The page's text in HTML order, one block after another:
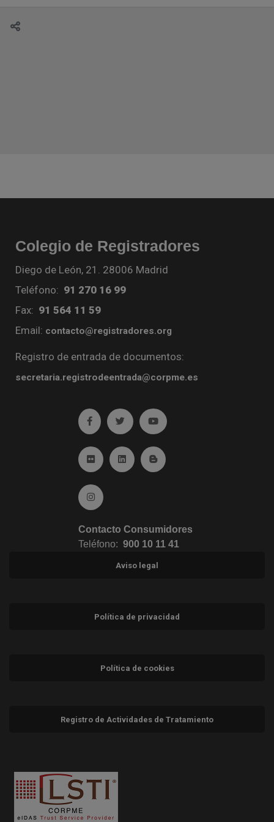
Colegio de Registradores
Diego de León, 21. 28006 Madrid
Teléfono: 91 270 16 99
Fax: 91 564 11 59
Email: contacto@registradores.org
Registro de entrada de documentos:
secretaria.registrodeentrada@corpme.es
Ir a facebook (abre en ventana nueva)
Ir a twitter (abre en ventana nueva)
Ir a YouTube (abre en
Ir a Flickr (abre en ventana nueva)
Ir a Linkedin (abre en ventana nueva)
Ir al Blog (abre en ventana
Ir a Instagram (abre en ventana nueva)
Contacto Consumidores
Teléfono: 900 10 11 41
Aviso legal
Política de privacidad
Política de cookies
Registro de Actividades de Tratamiento